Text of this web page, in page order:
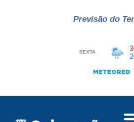
Previsão do